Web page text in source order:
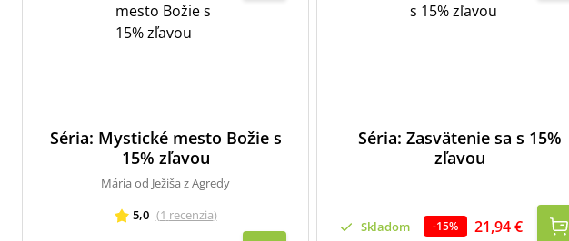
Séria: Mystické mesto Božie s
15% zľavou
Mária od Ježiša z Agredy
5,0 (1 recenzia)
Séria: Zasvätenie sa s 15%
zľavou
Skladom -15% 21,94 €